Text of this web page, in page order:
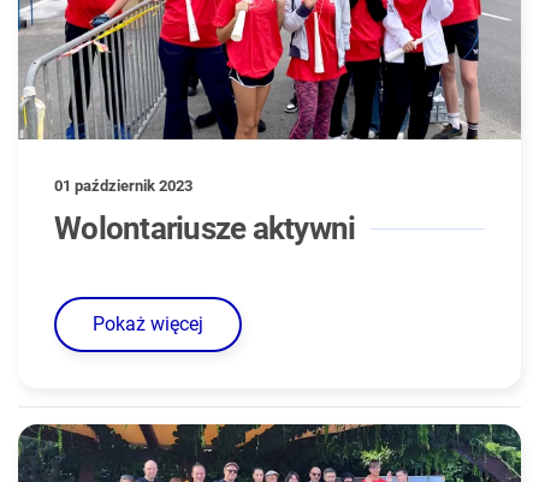
01 październik 2023
Wolontariusze aktywni
Pokaż więcej